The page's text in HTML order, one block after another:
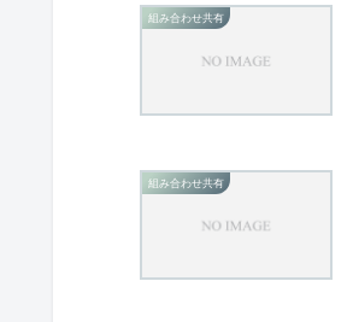
組み合わせ共有
組み合わせ共有